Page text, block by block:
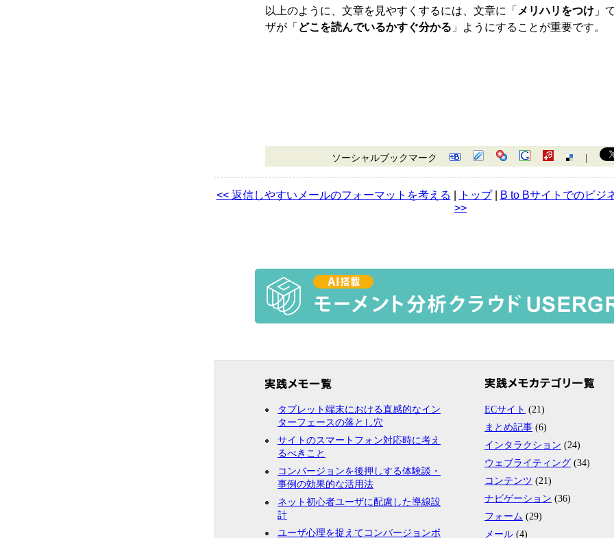
以上のように、文章を見やすくするには、文章に「 メリハリをつけ 」
ザが「 どこを読んでいるかすぐ分かる 」ようにすることが重要です。
ソーシャルブックマーク
<< 返信しやすいメールのフォーマットを考える トップ|
B to Bサイトでのビジ
>>
タブレット端末における直感的なイン
ターフェースの落とし穴
サイトのスマートフォン対応時に考え
るべきこと
コンバージョンを後押しする体験談・
事例の効果的な活用法
ネット初心者ユーザに配慮した導線設
計
ユーザ心理を捉えてコンバージョンボ
ECサイト (21)
まとめ記事 (6)
インタラクション (24)
ウェブライティング (34)
コンテンツ (21)
ナビゲーション (36)
フォーム (29)
メール (4)